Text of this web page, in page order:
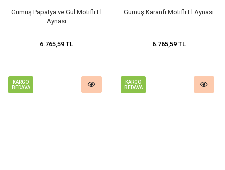
Gümüş Papatya ve Gül Motifli El
Aynası
6.765,59 TL
Gümüş Karanfi Motifli El Aynası
6.765,59 TL
KARGO
BEDAVA
KARGO
BEDAVA